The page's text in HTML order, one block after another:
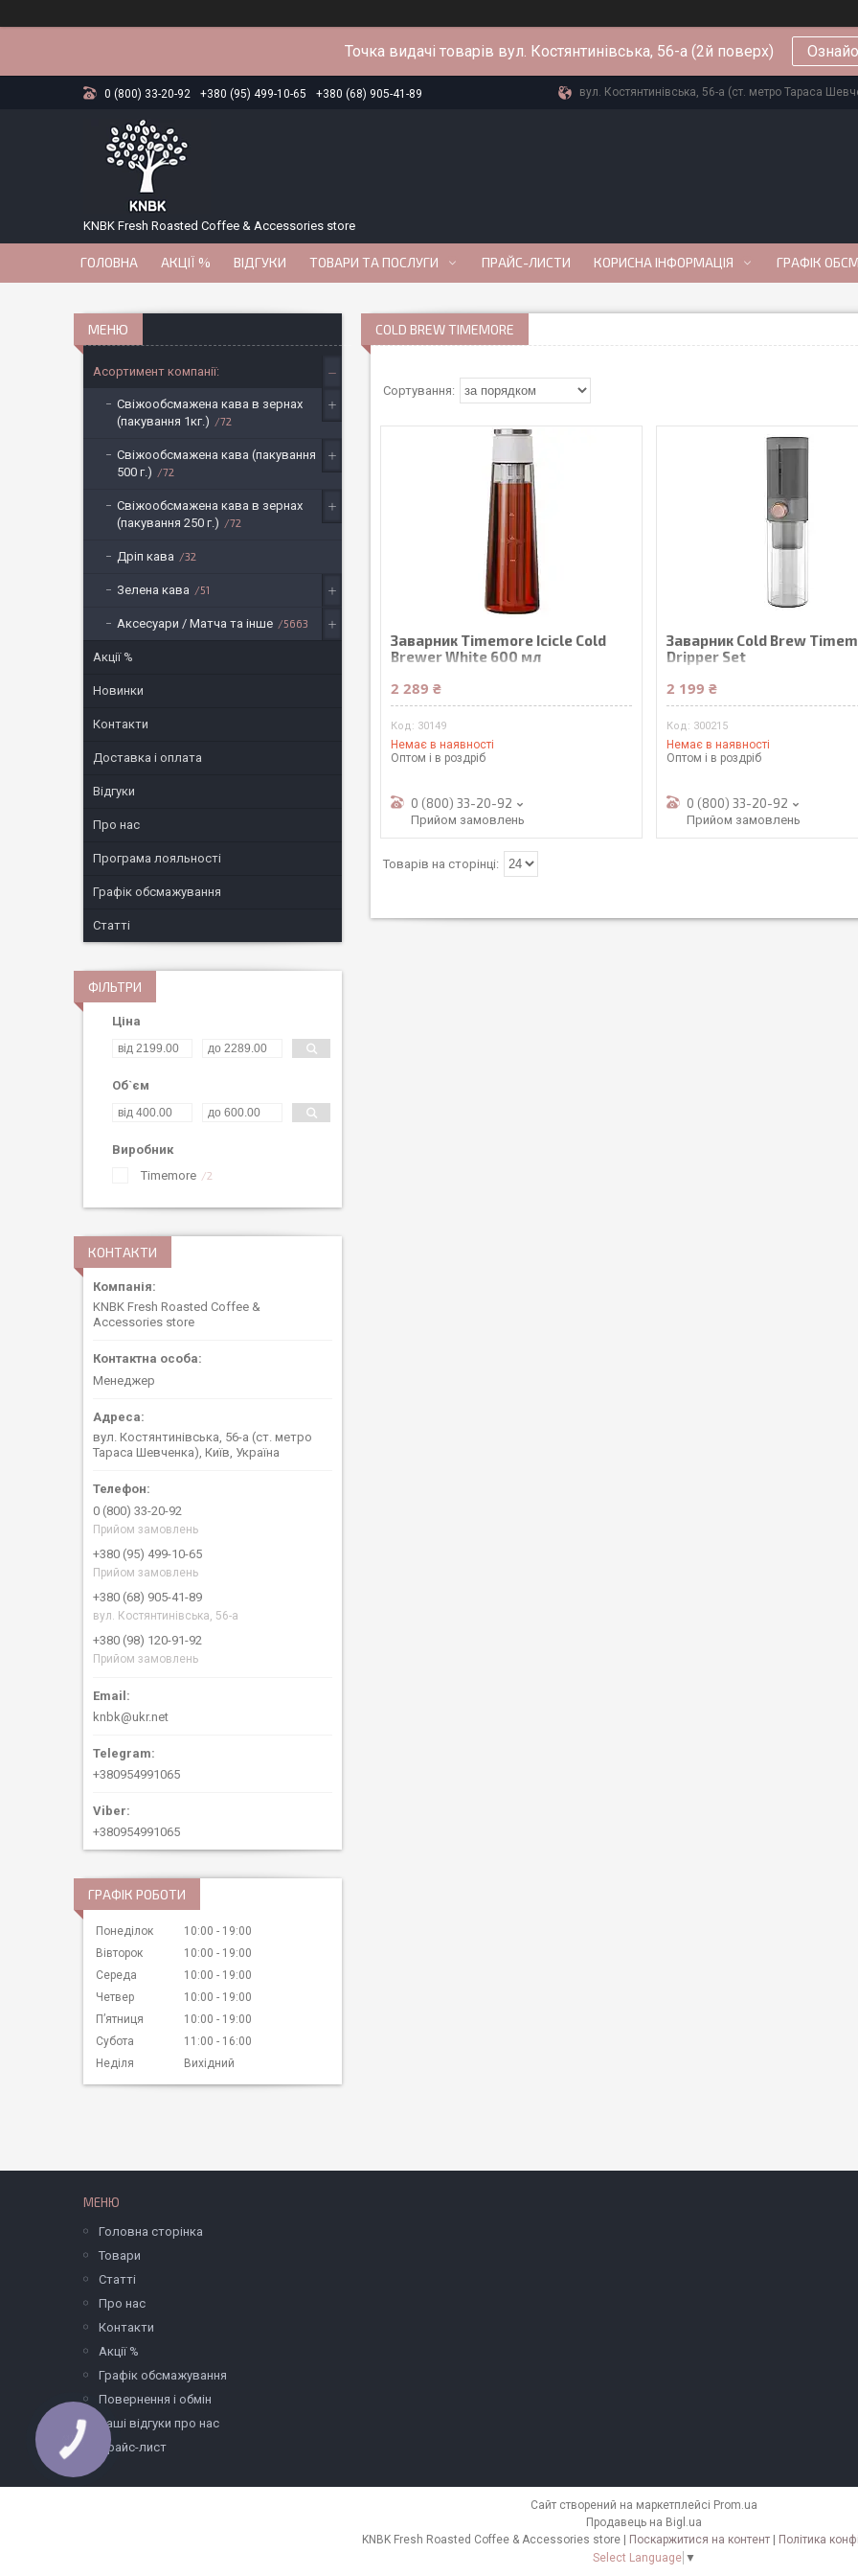
Точка видачі товарів вул. Костянтинівська, 56-а (2й поверх)
0 (800) 33-20-92 +380 (95) 499-10-65 +380 (68) 905-41-89 вул. Костянтинівська, 56-а (ст. метро Тараса
KNBK Fresh Roasted Coffee & Accessories store
ГОЛОВНА АКЦІЇ % ВІДГУКИ ТОВАРИ ТА ПОСЛУГИ ПРАЙС-ЛИСТИ КОРИСНА ІНФОРМАЦІЯ ГРАФІК
COLD BREW TIMEMORE
Заварник Timemore Icicle Cold
Brewer White 600 мл
2 289 ₴
30149
Немає в наявності
Оптом і в роздріб
0 (800) 33-20-92
Прийом замовлень
Заварник Cold Brew
Dripper Set
2 199 ₴
300215
Немає в наявності
Оптом і в роздріб
0 (800) 33-20-92
Прийом замовлень
Асортимент компанії:
Свіжообсмажена кава в зернах
(пакування 1кг.)
72
Свіжообсмажена кава (пакування
500 г.)
72
Свіжообсмажена кава в зернах
(пакування 250 г.)
72
Дріп кава 32
Зелена кава 51
Аксесуари / Матча та інше 5663
Акції %
Новинки
Контакти
Доставка і оплата
Відгуки
Про нас
Програма лояльності
Графік обсмажування
Статті
ФІЛЬТРИ
Ціна
Об`єм
Виробник
Timemore
2
КОНТАКТИ
KNBK Fresh Roasted Coffee &
Accessories store
Менеджер
вул. Костянтинівська, 56-а (ст. метро
Тараса Шевченка), Київ, Україна
0 (800) 33-20-92
Прийом замовлень
+380 (95) 499-10-65
Прийом замовлень
+380 (68) 905-41-89
вул. Костянтинівська, 56-а
+380 (98) 120-91-92
Прийом замовлень
knbk@ukr.net
+380954991065
+380954991065
ГРАФІК РОБОТИ
Понеділок 10:00
19:00
Вівторок
10:00
19:00
Середа
10:00
19:00
Четвер
10:00
19:00
Пʼятниця
10:00
19:00
Субота
11:00
16:00
Неділя
Вихідний
МЕНЮ
Головна сторінка
Товари
Статті
Про нас
Контакти
Акції %
Графік обсмажування
Повернення і обмін
Ваші відгуки про нас
Прайс-лист
Сайт створений на маркетплейсі Prom.ua
Продавець на Bigl.ua
Поскаржитися на контент
Політика
Select Language ▼